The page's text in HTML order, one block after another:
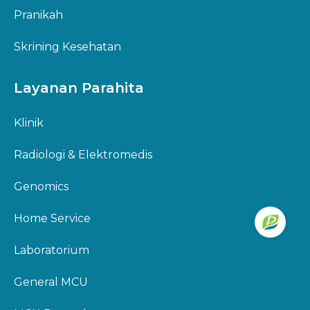
memungkinkan deteksi materi genetik dari virus
menyediakan pemeriksaan biomolekuler untuk
sertaskrining kelainan genetik.
Hasil yang detail membantu dalam penyusunan
perawatan medis yang lebih personal dan tepat
Pranikah
Skrining Kesehatan
Layanan Parahita
Klinik
Radiologi & Elektromedis
Genomics
Home Service
Laboratorium
General MCU